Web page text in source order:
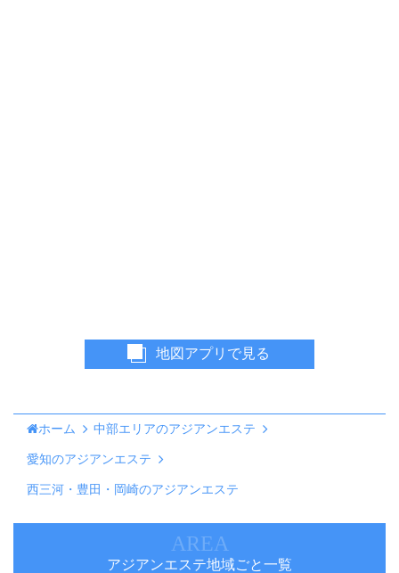
地図アプリで見る
ホーム 中部エリアのアジアンエステ
愛知のアジアンエステ
西三河・豊田・岡崎のアジアンエステ
AREA
アジアンエステ地域ごと一覧